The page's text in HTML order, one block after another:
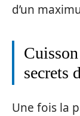
d’un
secrets
Une fois la